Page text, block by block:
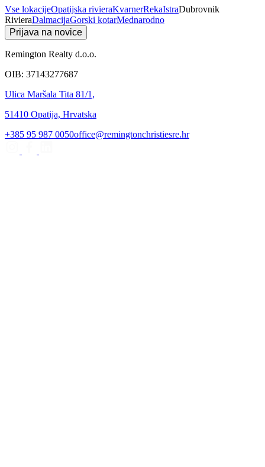
Vse lokacijeOpatijska rivieraKvarnerRekaIstraDubrovnik
RivieraDalmacijaGorski kotarMednarodno
Prijava na novice
Remington Realty d.o.o.
OIB: 37143277687
Ulica Maršala Tita 81/1,
51410 Opatija, Hrvatska
+385 95 987 0050office@remingtonchristiesre.hr